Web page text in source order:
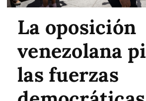
La oposición
venezolana
las fuerzas